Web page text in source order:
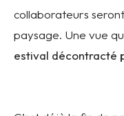
collaborateurs
paysage. Une vue
estival décontracté